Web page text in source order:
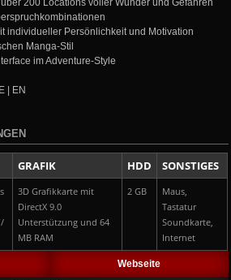
200 Locations voller Wunder und Gefahren
individueller Persönlichkeit und Motivation
Manga-Stil
im Adventure-Style
| EN
GRAFIK HDD SONSTIGES
3D Grafikkarte mit
DirectX 9.0
Unterstützung und 64
MB RAM
2 GB
Maus,
Tastatur
Soundkarte,
Internet
Webseite